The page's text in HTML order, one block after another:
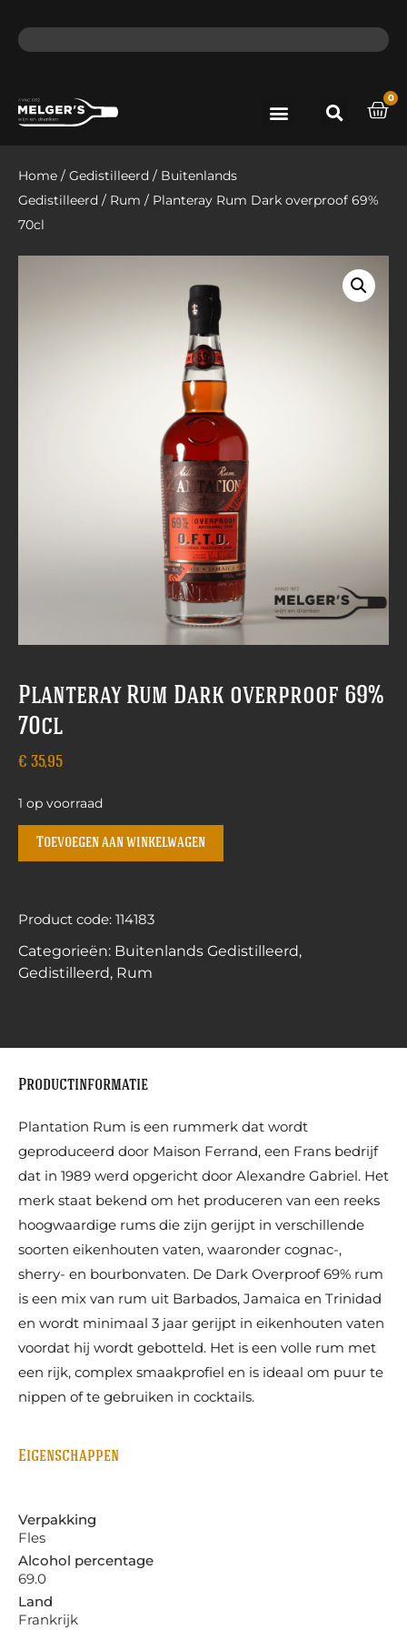
0
Home / Gedistilleerd / Buitenlands
Gedistilleerd / Rum / Planteray Rum Dark overproof 69%
70cl
Planteray Rum Dark overproof 69%
70cl
€ 35,95
1 op voorraad
Toevoegen aan winkelwagen
Product code: 114183
Categorieën: Buitenlands Gedistilleerd,
Gedistilleerd, Rum
Productinformatie
Plantation Rum is een rummerk dat wordt
geproduceerd door Maison Ferrand, een Frans bedrijf
dat in 1989 werd opgericht door Alexandre Gabriel. Het
merk staat bekend om het produceren van een reeks
hoogwaardige rums die zijn gerijpt in verschillende
soorten eikenhouten vaten, waaronder cognac-,
sherry- en bourbonvaten. De Dark Overproof 69% rum
is een mix van rum uit Barbados, Jamaica en Trinidad
en wordt minimaal 3 jaar gerijpt in eikenhouten vaten
voordat hij wordt gebotteld. Het is een volle rum met
een rijk, complex smaakprofiel en is ideaal om puur te
nippen of te gebruiken in cocktails.
Eigenschappen
Verpakking
Fles
Alcohol percentage
69.0
Land
Frankrijk